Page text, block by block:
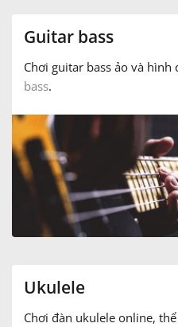
Українська
繁體中文
Guitar bass
Chơi guitar bass ảo và hình
bass.
Ukulele
Chơi đàn ukulele online,